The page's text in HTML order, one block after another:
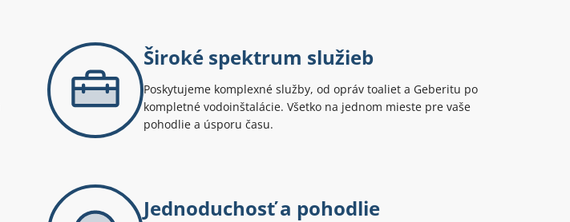
Široké spektrum služieb
Poskytujeme komplexné služby, od opráv toaliet a Geberitu po
kompletné vodoinštalácie. Všetko na jednom mieste pre vaše
pohodlie a úsporu času.
Jednoduchosť a pohodlie